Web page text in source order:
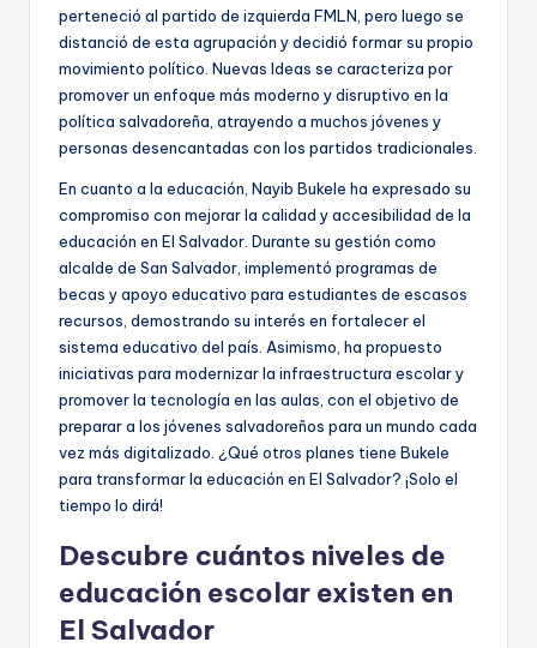
perteneció al partido de izquierda FMLN, pero luego se
distanció de esta agrupación y decidió formar su propio
movimiento político. Nuevas Ideas se caracteriza por
promover un enfoque más moderno y disruptivo en la
política salvadoreña, atrayendo a muchos jóvenes y
personas desencantadas con los partidos tradicionales.
En cuanto a la educación, Nayib Bukele ha expresado su
compromiso con mejorar la calidad y accesibilidad de la
educación en El Salvador. Durante su gestión como
alcalde de San Salvador, implementó programas de
becas y apoyo educativo para estudiantes de escasos
recursos, demostrando su interés en fortalecer el
sistema educativo del país. Asimismo, ha propuesto
iniciativas para modernizar la infraestructura escolar y
promover la tecnología en las aulas, con el objetivo de
preparar a los jóvenes salvadoreños para un mundo cada
vez más digitalizado. ¿Qué otros planes tiene Bukele
para transformar la educación en El Salvador? ¡Solo el
tiempo lo dirá!
Descubre cuántos niveles de
educación escolar existen en
El Salvador